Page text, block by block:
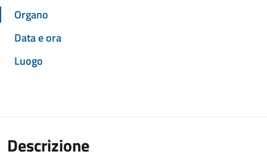
Organo
Data e ora
Luogo
Descrizione